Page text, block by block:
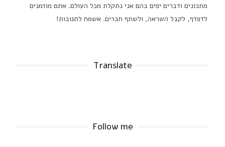
מתכונים ודברים יפים בהם אני נתקלת מכל העולם. אתם מוזמנים
לדפדף, לקבל השראה, ולשתף חברים. אשמח לתגובות!
Translate
Follow me